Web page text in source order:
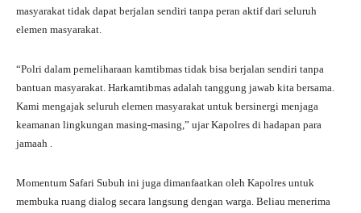
masyarakat tidak dapat berjalan sendiri tanpa peran aktif dari seluruh
elemen masyarakat.
“Polri dalam pemeliharaan kamtibmas tidak bisa berjalan sendiri tanpa
bantuan masyarakat. Harkamtibmas adalah tanggung jawab kita bersama.
Kami mengajak seluruh elemen masyarakat untuk bersinergi menjaga
keamanan lingkungan masing-masing,” ujar Kapolres di hadapan para
jamaah .
Momentum Safari Subuh ini juga dimanfaatkan oleh Kapolres untuk
membuka ruang dialog secara langsung dengan warga. Beliau menerima